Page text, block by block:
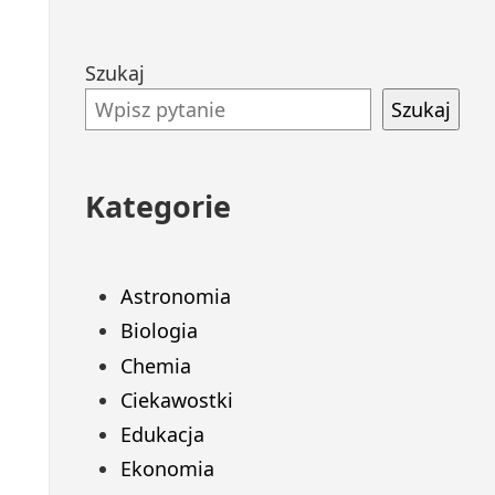
Przejdź
do
stopki
Szukaj
Szukaj
Kategorie
Astronomia
Biologia
Chemia
Ciekawostki
Edukacja
Ekonomia